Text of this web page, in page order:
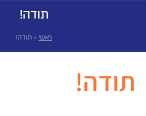
תודה!
ראשי > תודה!
תודה!